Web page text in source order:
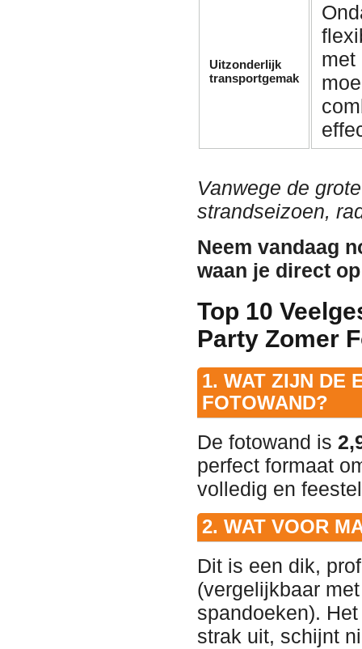
Uitzonderlijk
transportgemak
met
Vanwege de
strandseizoen,
Neem vandaag
waan je direct
Top 10
Party Zomer
1. WAT ZIJN DE
FOTOWAND?
De fotowand is
perfect formaat
volledig en
2. WAT VOOR
Dit is een dik,
(vergelijkbaar
spandoeken).
strak uit, schijnt